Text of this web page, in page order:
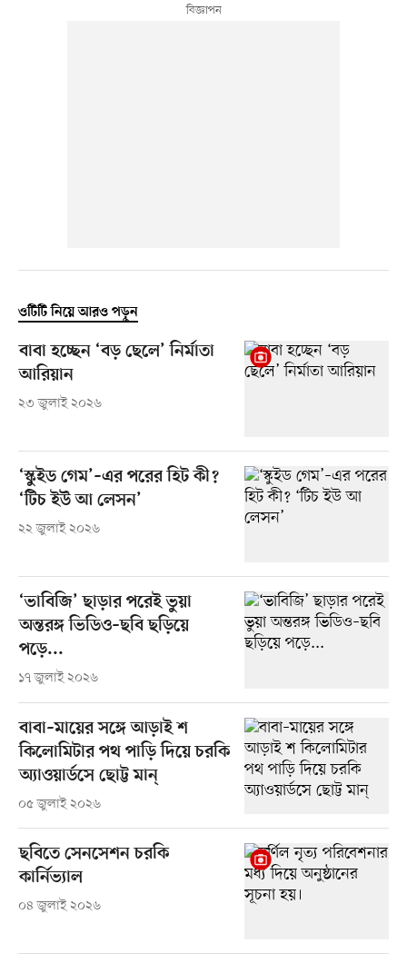
ওটিটি নিয়ে আরও পড়ুন
বাবা হচ্ছেন ‘বড় ছেলে’ নির্মাতা
আরিয়ান
২৩ জুলাই ২০২৬
‘স্কুইড গেম’–এর পরের হিট কী?
‘টিচ ইউ আ লেসন’
২২ জুলাই ২০২৬
‘ভাবিজি’ ছাড়ার পরেই ভুয়া
অন্তরঙ্গ ভিডিও–ছবি ছড়িয়ে
পড়ে...
১৭ জুলাই ২০২৬
বাবা–মায়ের সঙ্গে আড়াই শ
কিলোমিটার পথ পাড়ি দিয়ে চরকি
অ্যাওয়ার্ডসে ছোট্ট মান্
০৫ জুলাই ২০২৬
ছবিতে সেনসেশন চরকি
কার্নিভ্যাল
০৪ জুলাই ২০২৬